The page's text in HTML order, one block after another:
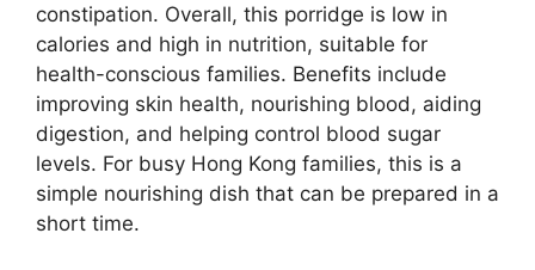
constipation. Overall, this porridge is low in
calories and high in nutrition, suitable for
health-conscious families. Benefits include
improving skin health, nourishing blood, aiding
digestion, and helping control blood sugar
levels. For busy Hong Kong families, this is a
simple nourishing dish that can be prepared in a
short time.